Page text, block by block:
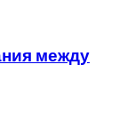
между